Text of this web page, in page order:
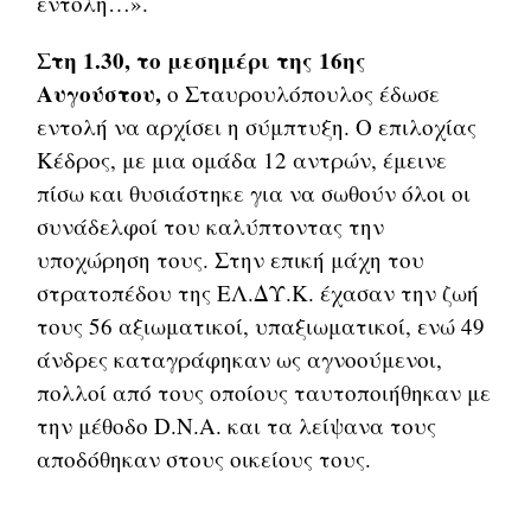
Στη 1.30, το μεσημέρι της 16ης
Αυγούστου, ο Σταυρουλόπουλος έδωσε
εντολή να αρχίσει η σύμπτυξη. Ο επιλοχίας
Κέδρος, με μια ομάδα 12 αντρών, έμεινε
πίσω και θυσιάστηκε για να σωθούν όλοι οι
συνάδελφοί του καλύπτοντας την
υποχώρηση τους. Στην επική μάχη του
στρατοπέδου της ΕΛ.ΔΥ.Κ. έχασαν την ζωή
τους 56 αξιωματικοί, υπαξιωματικοί, ενώ 49
άνδρες καταγράφηκαν ως αγνοούμενοι,
πολλοί από τους οποίους ταυτοποιήθηκαν με
την μέθοδο D.N.A. και τα λείψανα τους
αποδόθηκαν στους οικείους τους.